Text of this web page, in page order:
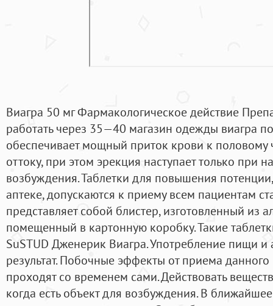
Виагра 50 мг Фармакологическое действие
работать через 35—40 магазин одежды виагра
обеспечивает мощный приток крови к половому
оттоку, при этом эрекция наступает только при
возбуждения. Таблетки для повышения
аптеке, допускаются к приему всем пациентам
представляет собой блистер, изготовленный из
помещенный в картонную коробку. Такие
SuSTUD Дженерик Виагра. Употребление пищи и
результат. Побочные эффекты от приема
проходят со временем сами. Действовать
когда есть объект для возбуждения. В